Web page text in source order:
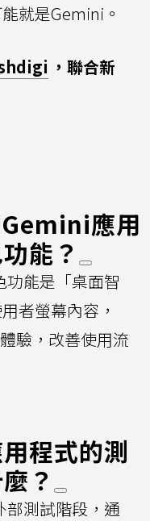
就是Gemini。
，聯合新
應用
能？
能是「桌面智
者螢幕內容，
驗，改善使用流
程式的測
？
測試階段，通